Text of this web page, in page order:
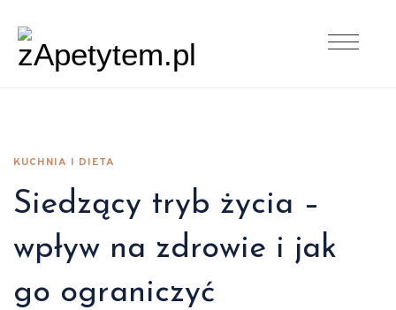
KUCHNIA I DIETA
Siedzący tryb życia –
wpływ na zdrowie i jak
go ograniczyć